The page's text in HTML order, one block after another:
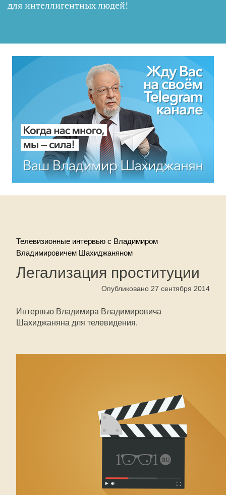
для интеллигентных людей!
Телевизионные интервью с Владимиром
Владимировичем Шахиджаняном
Легализация проституции
Опубликовано 27 сентября 2014
Интервью Владимира Владимировича
Шахиджаняна для телевидения.